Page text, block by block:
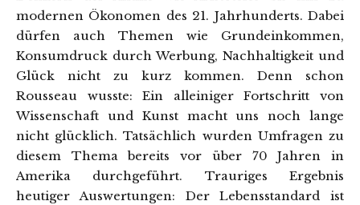
modernen Ökonomen des 21. Jahrhunderts. Dabei
dürfen auch Themen wie Grundeinkommen,
Konsumdruck durch Werbung, Nachhaltigkeit und
Glück nicht zu kurz kommen. Denn schon
Rousseau wusste: Ein alleiniger Fortschritt von
Wissenschaft und Kunst macht uns noch lange
nicht glücklich. Tatsächlich wurden Umfragen zu
diesem Thema bereits vor über 70 Jahren in
Amerika durchgeführt. Trauriges Ergebnis
heutiger Auswertungen: Der Lebensstandard ist